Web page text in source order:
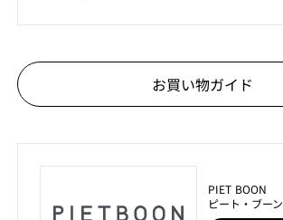
お買い物ガイド
PIET BOON
ピート・ブーン